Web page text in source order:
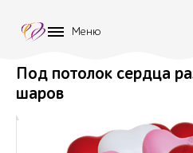
Меню
Под потолок сердца
шаров